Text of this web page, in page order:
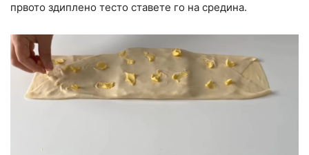
првото здиплено тесто ставете го на средина.